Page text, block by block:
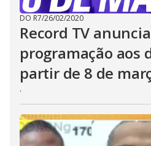
DO R7/26/02/2020
Record TV
programação aos
partir de 8 de
.